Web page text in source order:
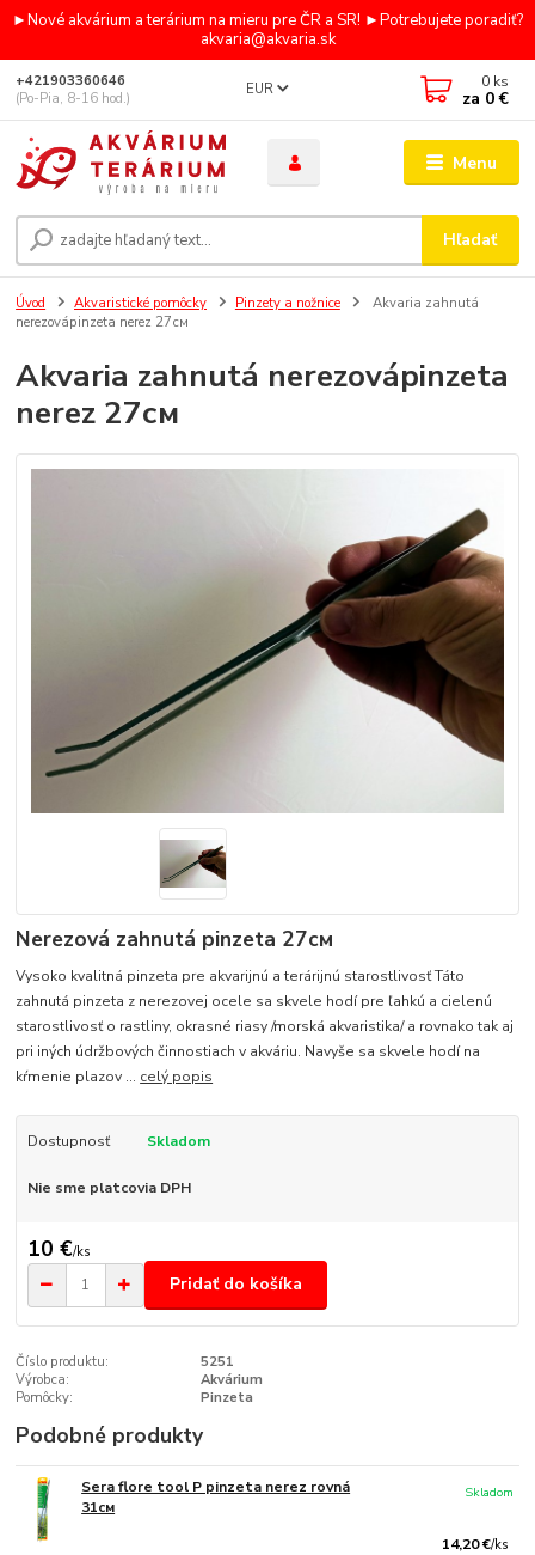
►Nové akvárium a terárium na mieru pre ČR a SR! ►Potrebujete poradiť?
akvaria@akvaria.sk
Menu
EUR
Hľadať
+421903360646
(Po-Pia, 8-16 hod.)
0 ks
za 0 €
Úvod Akvaristické pomôcky Pinzety a nožnice
Akvaria zahnutá
nerezovápinzeta nerez 27см
Akvaria zahnutá nerezovápinzeta
nerez 27см
Nerezová zahnutá pinzeta 27см
Vysoko kvalitná pinzeta pre akvarijnú a terárijnú starostlivosť Táto
zahnutá pinzeta z nerezovej ocele sa skvele hodí pre ľahkú a cielenú
starostlivosť o rastliny, okrasné riasy /morská akvaristika/ a rovnako tak aj
pri iných údržbových činnostiach v akváriu. Navyše sa skvele hodí na
kŕmenie plazov ... celý popis
Dostupnosť Skladom
Nie sme platcovia DPH
10 €/ks
Pridať do košíka
Číslo produktu:
5251
Výrobca:
Akvárium
Pomôcky:
Pinzeta
Podobné produkty
Sera flore tool P pinzeta nerez rovná
31см
14,20 €/ks
Skladom